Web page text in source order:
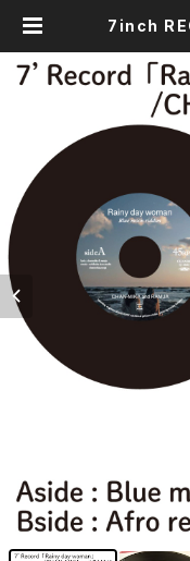
7inch
A ] |